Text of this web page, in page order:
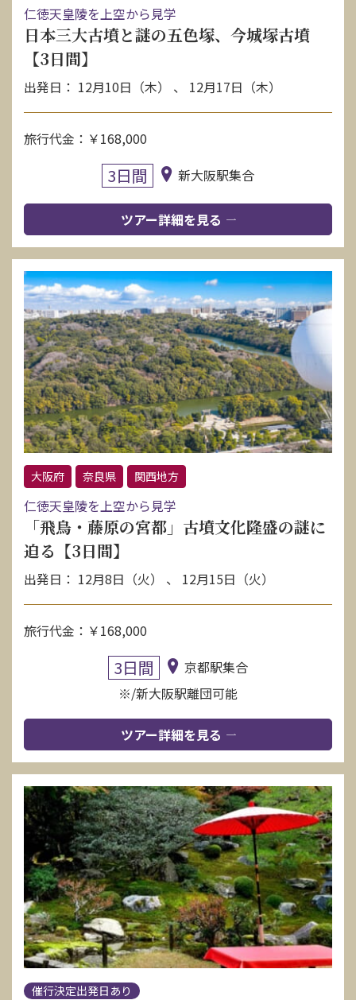
仁徳天皇陵を上空から見学
日本三大古墳と謎の五色塚、今城塚古墳
【3日間】
出発日： 12月10日（木） 、 12月17日（木）
旅行代金：￥168,000
3日間 新大阪駅集合
ツアー詳細を見る
大阪府 奈良県 関西地方
仁徳天皇陵を上空から見学
「飛鳥・藤原の宮都」古墳文化隆盛の謎に
迫る【3日間】
出発日： 12月8日（火） 、 12月15日（火）
旅行代金：￥168,000
3日間
京都駅集合
※/新大阪駅離団可能
ツアー詳細を見る
催行決定出発日あり